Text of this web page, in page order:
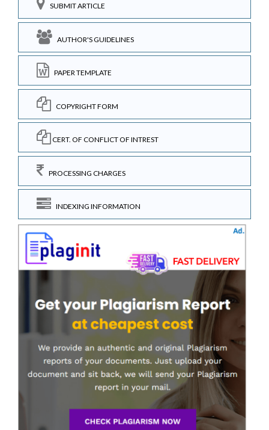
SUBMIT ARTICLE
AUTHOR'S GUIDELINES
PAPER TEMPLATE
COPYRIGHT FORM
CERT. OF CONFLICT OF INTREST
PROCESSING CHARGES
INDEXING INFORMATION